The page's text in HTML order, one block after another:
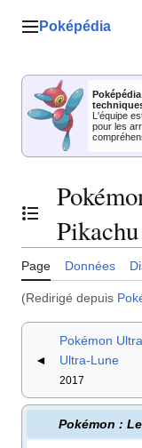
Menu principal
Poképédia
L'équipe
pour les
Basculer la table
Page Données
(Redirigé depuis
◄
Pokémon
Ultra-Lune
2017
Pokémon :